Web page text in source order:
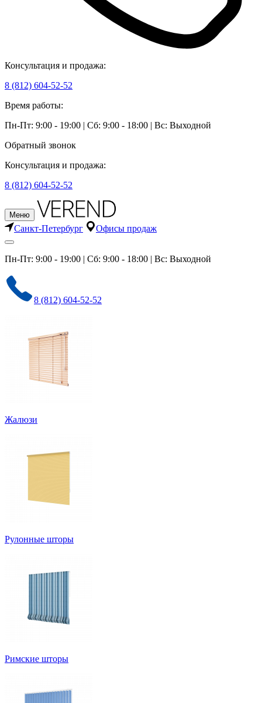
Консультация и продажа:
8 (812) 604-52-52
Время работы:
Пн-Пт: 9:00 - 19:00 | Сб: 9:00 - 18:00 | Вс: Выходной
Обратный звонок
Консультация и продажа:
8 (812) 604-52-52
Меню
Санкт-Петербург Офисы продаж
Пн-Пт: 9:00 - 19:00 | Сб: 9:00 - 18:00 | Вс: Выходной
8 (812) 604-52-52
Жалюзи
Рулонные шторы
Римские шторы